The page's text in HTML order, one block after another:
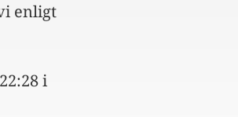
enligt
i